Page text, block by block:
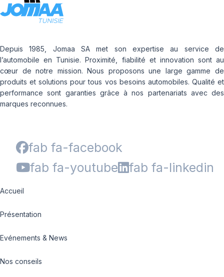
Depuis 1985, Jomaa SA met son expertise au service de
l’automobile en Tunisie. Proximité, fiabilité et innovation sont au
cœur de notre mission. Nous proposons une large gamme de
produits et solutions pour tous vos besoins automobiles. Qualité et
performance sont garanties grâce à nos partenariats avec des
marques reconnues.
fab fa-facebook
fab fa-youtube
fab fa-linkedin
Accueil
Présentation
Evénements & News
Nos conseils